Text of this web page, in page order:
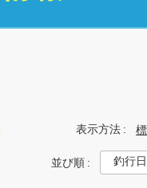
表示方法
並び順